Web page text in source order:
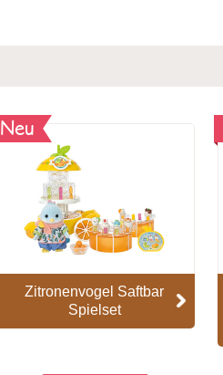
Neu
Zitronenvogel Saftbar
Spielset